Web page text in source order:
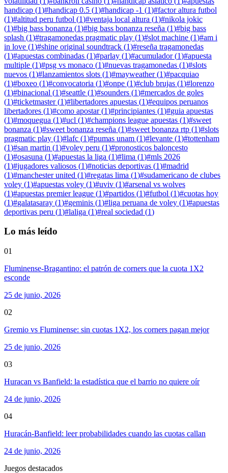
handicap (1)#handicap 0.5 (1)#handicap -1 (1)#factor altura futbol
(1)#altitud peru futbol (1)#ventaja local altura (1)#nikola jokic
(1)#big bass bonanza (1)#big bass bonanza reseña (1)#big bass
splash (1)#tragamonedas pragmatic play (1)#slot machine (1)#am i
in love (1)#shine original soundtrack (1)#reseña tragamonedas
(1)#apuestas combinadas (1)#parlay (1)#acumulador(1)#apuesta
multiple (1)#psg vs monaco (1)#nuevas tragamonedas (1)#slots
nuevos (1)#lanzamientos slots (1)#mayweather(1)#pacquiao
(1)#boxeo (1)#convocatoria (1)#onpe (1)#club brujas (1)#lorenzo
(1)#binacional (1)#seattle (1)#sounders (1)#mercados de goles
(1)#ticketmaster(1)#libertadores apuestas (1)#equipos peruanos
libertadores (1)#como apostar(1)#principiantes (1)#guia apuestas
(1)#moquegua (1)#ucl (1)#champions league apuestas (1)#sweet
bonanza (1)#sweet bonanza reseña (1)#sweet bonanza rtp (1)#slots
pragmatic play (1)#lafc (1)#pumas unam (1)#levante (1)#tottenham
(1)#san martin (1)#voley peru (1)#pronosticos baloncesto
(1)#osasuna (1)#apuestas la liga (1)#lima (1)#mls 2026
(1)#jugadores valiosos (1)#noticias deportivas (1)#madrid
(1)#manchester united (1)#regatas lima (1)#sudamericano de clubes
voley (1)#apuestas voley (1)#uviv (1)#arsenal vs wolves
(1)#apuestas premier league (1)#partidos (1)#futbol (1)#cuotas hoy
(1)#galatasaray (1)#geminis (1)#liga peruana de voley (1)#apuestas
deportivas peru (1)#laliga (1)#real sociedad (1)
Lo más leído
01
Fluminense-Bragantino: el patrón de corners que la cuota 1X2
esconde
25 de junio, 2026
02
Gremio vs Fluminense: sin cuotas 1X2, los corners pagan mejor
25 de junio, 2026
03
Huracan vs Banfield: la estadística que el barrio no quiere oír
24 de junio, 2026
04
Huracán-Banfield: leer probabilidades cuando las cuotas callan
24 de junio, 2026
Juegos destacados